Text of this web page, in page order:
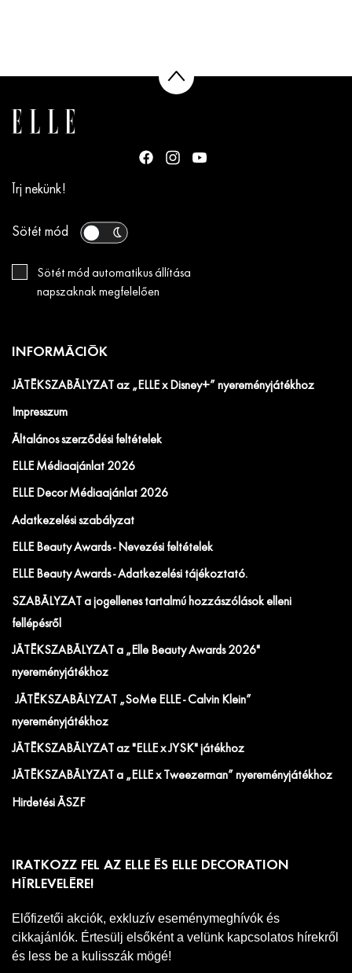
Írj nekünk!
Sötét mód
Sötét mód automatikus állítása
napszaknak megfelelően
INFORMÁCIÓK
JÁTÉKSZABÁLYZAT az „ELLE x Disney+” nyereményjátékhoz
Impresszum
Általános szerződési feltételek
ELLE Médiaajánlat 2026
ELLE Decor Médiaajánlat 2026
Adatkezelési szabályzat
ELLE Beauty Awards - Nevezési feltételek
ELLE Beauty Awards - Adatkezelési tájékoztató.
SZABÁLYZAT a jogellenes tartalmú hozzászólások elleni
fellépésről
JÁTÉKSZABÁLYZAT a „Elle Beauty Awards 2026"
nyereményjátékhoz
JÁTÉKSZABÁLYZAT „SoMe ELLE - Calvin Klein”
nyereményjátékhoz
JÁTÉKSZABÁLYZAT az "ELLE x JYSK" játékhoz
JÁTÉKSZABÁLYZAT a „ELLE x Tweezerman” nyereményjátékhoz
Hirdetési ÁSZF
IRATKOZZ FEL AZ ELLE ÉS ELLE DECORATION
HÍRLEVELÉRE!
Előfizetői akciók, exkluzív eseménymeghívók és
cikkajánlók. Értesülj elsőként a velünk kapcsolatos hírekről
és less be a kulisszák mögé!